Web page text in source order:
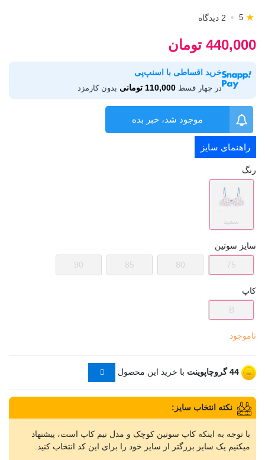
5 ★ 2 دیدگاه
440,000 تومان
خرید اقساطی با اسنپ‌پی
در چهار قسط 110,000 تومانی بدون کارمزد
موجود شد، خبر بده
راهنمای سایز
رنگ
سفید
سایز سوتین
75
80
85
90
کاپ
B
ناموجود
44گروچاپوینت با خرید این محصول
نکته انتخاب سایز:
با توجه به اینکه کاپ سوتین کوچک و مدل نیم کاپ است، پیشنهاد
میکنیم یک سایز بزرگتر از سایز خود را برای این کد انتخاب کنید.